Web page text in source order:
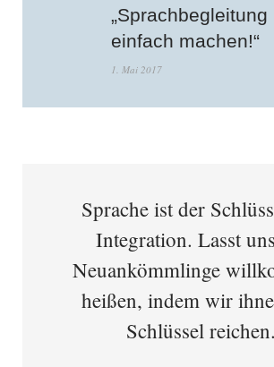
„Sprachbegleitung
einfach machen!“
1. Mai 2017
Sprache ist der
Integration. Lasst
Neuankömmlinge
heißen, indem wir
Schlüssel reichen.